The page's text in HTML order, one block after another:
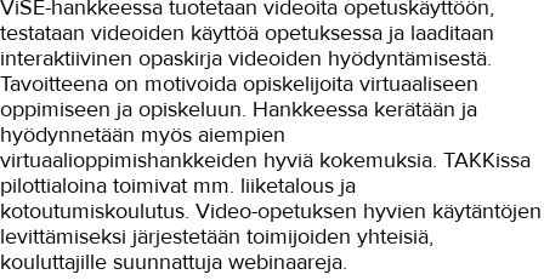
Kestävät energiaratkaisut
Kestävää korjausrakentamista
Lisäosaamista vieraskielisille
teollisuuteen
MOPO
Osaamista tuulivoima...
ViSE-hankkeessa tuotetaan videoita opetuskäyttöön,
testataan videoiden käyttöä opetuksessa ja laaditaan
interaktiivinen opaskirja videoiden hyödyntämisestä.
Tavoitteena on motivoida opiskelijoita virtuaaliseen
oppimiseen ja opiskeluun. Hankkeessa kerätään ja
hyödynnetään myös aiempien
virtuaalioppimishankkeiden hyviä kokemuksia. TAKKissa
pilottialoina toimivat mm. liiketalous ja
kotoutumiskoulutus. Video-opetuksen hyvien käytäntöjen
levittämiseksi järjestetään toimijoiden yhteisiä,
kouluttajille suunnattuja webinaareja.